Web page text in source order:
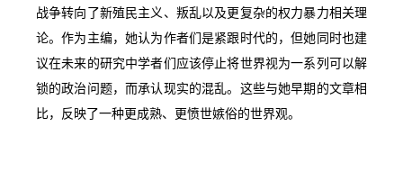
战争转向了新殖民主义、叛乱以及更复杂的权力暴力相关理
论。作为主编，她认为作者们是紧跟时代的，但她同时也建
议在未来的研究中学者们应该停止将世界视为一系列可以解
锁的政治问题，而承认现实的混乱。这些与她早期的文章相
比，反映了一种更成熟、更愤世嫉俗的世界观。